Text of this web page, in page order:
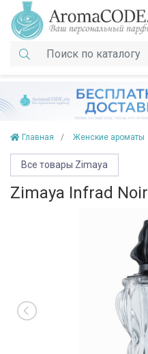
Главная Женские ароматы
Все товары Zimaya
Zimaya Infrad Noir